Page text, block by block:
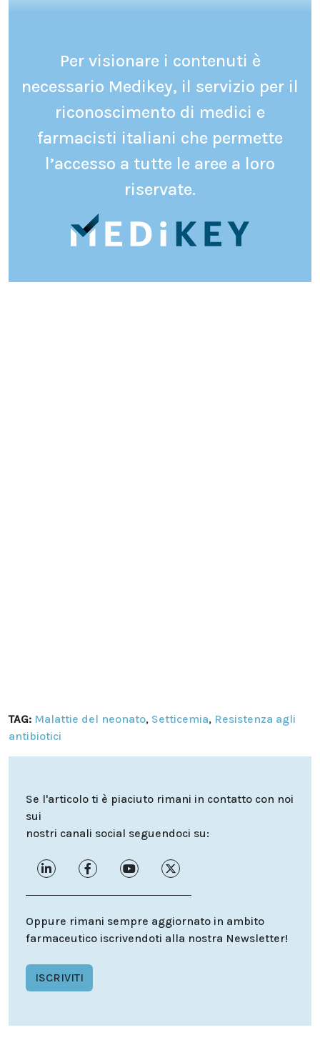
Per visionare i contenuti è
necessario Medikey, il servizio per il
riconoscimento di medici e
farmacisti italiani che permette
l’accesso a tutte le aree a loro
riservate.
TAG: Malattie del neonato, Setticemia, Resistenza agli
antibiotici
Se l'articolo ti è piaciuto rimani in contatto con noi
sui
nostri canali social seguendoci su:
Oppure rimani sempre aggiornato in ambito
farmaceutico iscrivendoti alla nostra Newsletter!
ISCRIVITI